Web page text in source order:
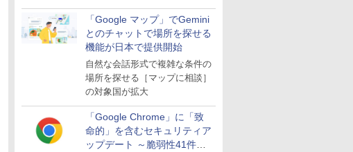
「Google マップ」でGemini
とのチャットで場所を探せる
機能が日本で提供開始
自然な会話形式で複雑な条件の
場所を探せる［マップに相談］
の対象国が拡大
「Google Chrome」に「致
命的」を含むセキュリティア
ップデート ～脆弱性41件に